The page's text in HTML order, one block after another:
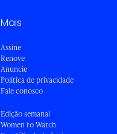
Mais
Assine
Renove
Anuncie
Política de privacidade
Fale conosco
Edição semanal
Women to Watch